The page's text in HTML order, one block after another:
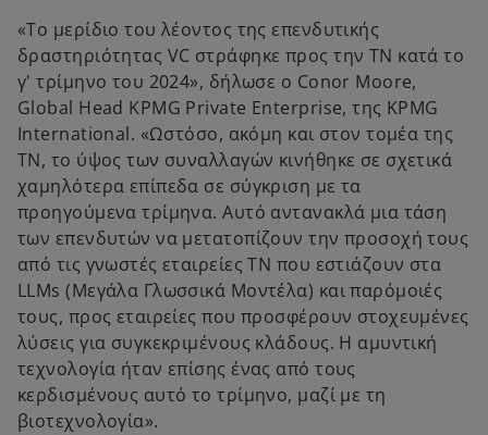
«Το μερίδιο του λέοντος της επενδυτικής
δραστηριότητας VC στράφηκε προς την ΤΝ κατά το
γ' τρίμηνο του 2024», δήλωσε ο Conor Moore,
Global Head KPMG Private Enterprise, της KPMG
International. «Ωστόσο, ακόμη και στον τομέα της
ΤΝ, το ύψος των συναλλαγών κινήθηκε σε σχετικά
χαμηλότερα επίπεδα σε σύγκριση με τα
προηγούμενα τρίμηνα. Αυτό αντανακλά μια τάση
των επενδυτών να μετατοπίζουν την προσοχή τους
από τις γνωστές εταιρείες ΤΝ που εστιάζουν στα
LLMs (Μεγάλα Γλωσσικά Μοντέλα) και παρόμοιές
τους, προς εταιρείες που προσφέρουν στοχευμένες
λύσεις για συγκεκριμένους κλάδους. Η αμυντική
τεχνολογία ήταν επίσης ένας από τους
κερδισμένους αυτό το τρίμηνο, μαζί με τη
βιοτεχνολογία».